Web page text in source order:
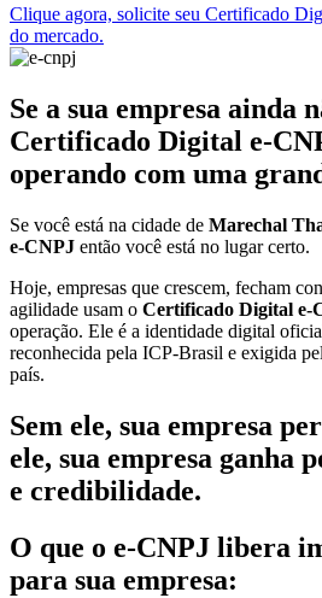
Clique agora, solicite seu Certificado
do mercado.
Se a sua empresa ainda
Certificado Digital e-
operando com uma
Se você está na cidade de Marechal
e-CNPJ então você está no lugar certo.
Hoje, empresas que crescem, fecham
agilidade usam o Certificado Digital e-
operação. Ele é a identidade digital
reconhecida pela ICP-Brasil e exigida
país.
Sem ele, sua empresa
ele, sua empresa ganha
e credibilidade.
O que o e-CNPJ libera
para sua empresa: